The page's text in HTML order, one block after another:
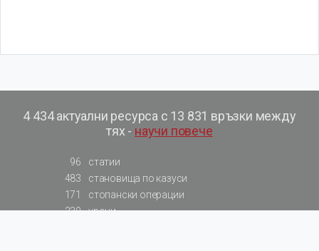
4 434 актуални ресурса с 13 831 връзки между
тях - научи повече
96
статии
483
становища по казуси
171
стопански операции
230
уроци